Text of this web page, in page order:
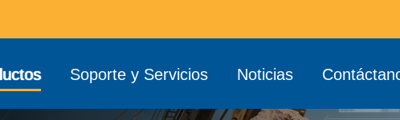
Soporte y Servicios Noticias